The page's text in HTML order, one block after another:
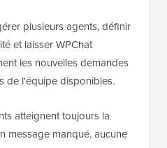
plusieurs agents, définir
et laisser WPChat
les nouvelles demandes
de l'équipe disponibles.
atteignent toujours la
message manqué, aucune